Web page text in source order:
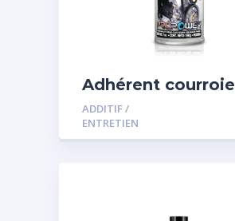
Adhérent courroie
ADDITIF /
ENTRETIEN